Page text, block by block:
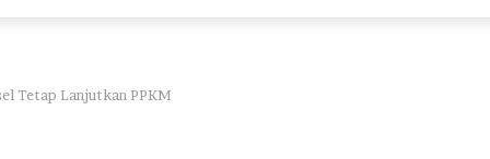
Tetap Lanjutkan PPKM